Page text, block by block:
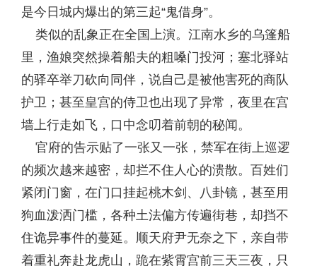
是今日城内爆出的第三起“鬼借身”。
类似的乱象正在全国上演。江南水乡的乌篷船
里，渔娘突然操着船夫的粗嗓门投河；塞北驿站
的驿卒举刀砍向同伴，说自己是被他害死的商队
护卫；甚至皇宫的侍卫也出现了异常，夜里在宫
墙上行走如飞，口中念叨着前朝的秘闻。
官府的告示贴了一张又一张，禁军在街上巡逻
的频次越来越密，却拦不住人心的溃散。百姓们
紧闭门窗，在门口挂起桃木剑、八卦镜，甚至用
狗血泼洒门槛，各种土法偏方传遍街巷，却挡不
住诡异事件的蔓延。顺天府尹无奈之下，亲自带
着重礼奔赴龙虎山，跪在紫霄宫前三天三夜，只